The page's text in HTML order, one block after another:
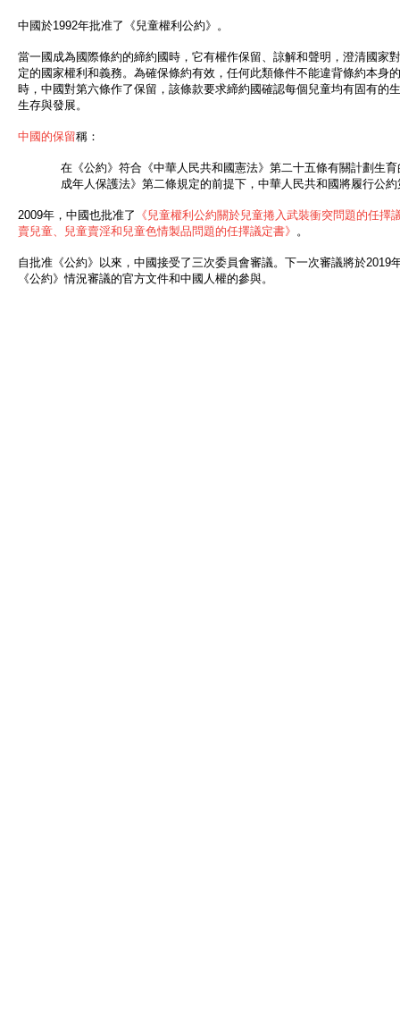
中國於1992年批准了《兒童權利公約》。
當一國成為國際條約的締約國時，它有權作保留、諒解和聲明，澄清國家
定的國家權利和義務。為確保條約有效，任何此類條件不能違背條約本身
時，中國對第六條作了保留，該條款要求締約國確認每個兒童均有固有的
生存與發展。
中國的保留稱：
在《公約》符合《中華人民共和國憲法》第二十五條有關計劃生
成年人保護法》第二條規定的前提下，中華人民共和國將履行公
2009年，中國也批准了 《兒童權利公約關於兒童捲入武裝衝突問題的任擇
賣兒童、兒童賣淫和兒童色情製品問題的任擇議定書》 。
自批准《公約》以來，中國接受了三次委員會審議。下一次審議將於2019
《公約》情況審議的官方文件和中國人權的參與。